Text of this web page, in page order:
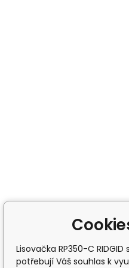
Lisovačka RP350-C
potřebují Váš souhlas k